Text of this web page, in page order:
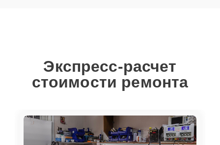
Экспресс-расчет
стоимости ремонта